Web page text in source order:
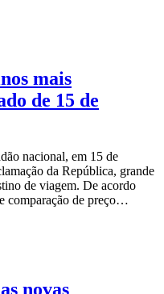
mais
de 15 de
nacional, em 15 de
da República, grande
de viagem. De acordo
comparação de preço…
novas